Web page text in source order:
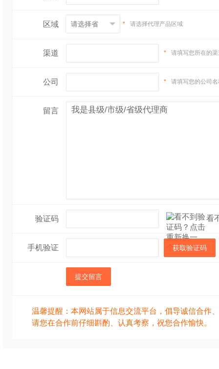
区域 * 请选择代理产品区域
渠道 * 请填写您所在的
公司 * 请填写您的公司
留言
验证码 看
手机验证 获取验证码
提交留言
温馨提醒：本网站属于信息交流平台，倡导诚信合作
请您在合作前仔细斟酌、认真考察，祝您合作愉快。